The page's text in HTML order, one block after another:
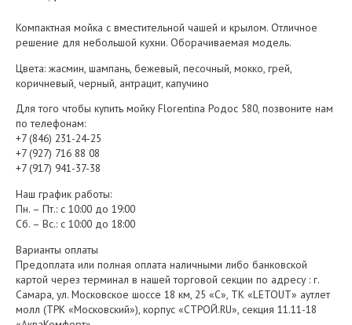
Компактная мойка с вместительной чашей и крылом. Отличное
решение для небольшой кухни. Оборачиваемая модель.
Цвета: жасмин, шампань, бежевый, песочный, мокко, грей,
коричневый, черный, антрацит, капучино
Для того чтобы купить мойку Florentina Родос 580, позвоните нам
по телефонам:
+7 (846) 231-24-25
+7 (927) 716 88 08
+7 (917) 941-37-38
Наш график работы:
Пн. – Пт.: с 10:00 до 19:00
Сб. – Вс.: с 10:00 до 18:00
Варианты оплаты
Предоплата или полная оплата наличными либо банковской
картой через терминал в нашей торговой секции по адресу : г.
Самара, ул. Московское шоссе 18 км, 25 «С», ТК «LETOUT» аутлет
молл (ТРК «Московский»), корпус «СТРОЙ.RU», секция 11.11-18